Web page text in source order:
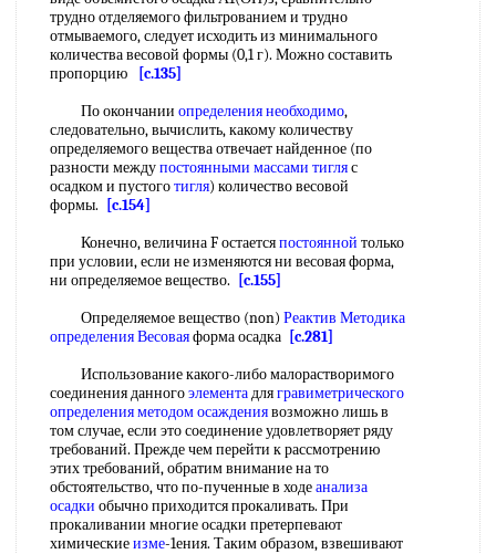
трудно отделяемого фильтрованием и трудно
отмываемого, следует исходить из минимального
количества весовой формы (0,1 г). Можно составить
пропорцию
[c.135]
По окончании определения необходимо,
следовательно, вычислить, какому количеству
определяемого вещества отвечает найденное (по
разности междупостоянными массами тигляс
осадком и пустоготигля) количество весовой
формы.
[c.154]
Конечно, величина F остаетсяпостоянной только
при условии, если не изменяются ни весовая форма,
ни определяемое вещество.
[c.155]
Определяемое вещество (non) Реактив Методика
определения Весоваяформа осадка [c.281]
Использование какого-либо малорастворимого
соединения данногоэлементадлягравиметрического
определения методом осаждениявозможно лишь в
том случае, если это соединение удовлетворяет ряду
требований. Прежде чем перейти к рассмотрению
этих требований, обратим внимание на то
обстоятельство, что по-пученные в ходеанализа
осадки обычно приходится прокаливать. При
прокаливании многие осадки претерпевают
химическиеизме-1ения. Таким образом, взвешивают